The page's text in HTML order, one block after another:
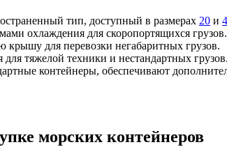
тип, доступный в размерах 20 и
охлаждения для скоропортящихся грузов.
для перевозки негабаритных грузов.
тяжелой техники и нестандартных грузов.
контейнеры, обеспечивают
морских контейнеров